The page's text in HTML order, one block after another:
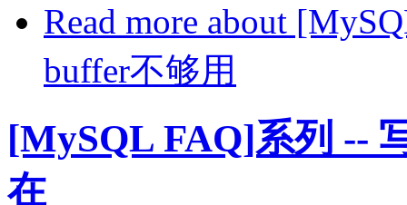
Read more about
buffer不够用
[MySQL FAQ]系列 --
在